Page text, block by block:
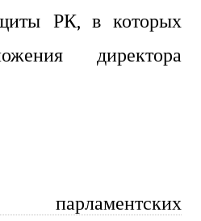
РК, в которых
директора
парламентских